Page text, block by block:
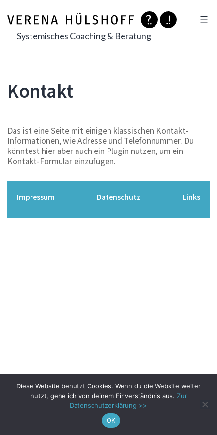
Inhalt
springenSystemisches Coaching & Beratung
Kontakt
Das ist eine Seite mit einigen klassischen Kontakt-
Informationen, wie Adresse und Telefonnummer. Du
könntest hier aber auch ein Plugin nutzen, um ein
Kontakt-Formular einzufügen.
Impressum Datenschutz Links
Diese Website benutzt Cookies. Wenn du die Website weiter
nutzt, gehe ich von deinem Einverständnis aus. Zur
Datenschutzerklärung >>
OK